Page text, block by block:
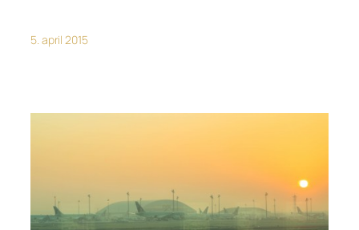
5. april 2015